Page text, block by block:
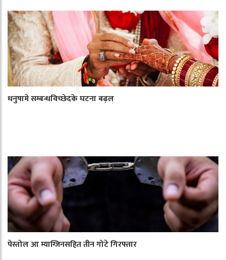
धनुषामे सम्बन्धविच्छेदके घटना बढ़ल
पेस्तोल आ म्याग्जिनसहित तीन गोटे गिरफ्तार